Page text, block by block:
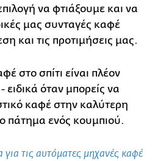
να φτιάξουμε και να
μας συνταγές καφέ
και τις προτιμήσεις μας.
στο σπίτι είναι πλέον
ειδικά όταν μπορείς να
καφέ στην καλύτερη
πάτημα ενός κουμπιού.
τις αυτόματες μηχανές καφέ